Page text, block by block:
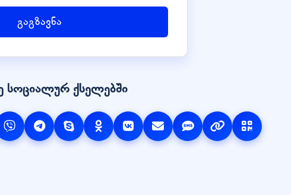
გაგზავნა
სოციალურ ქსელებში